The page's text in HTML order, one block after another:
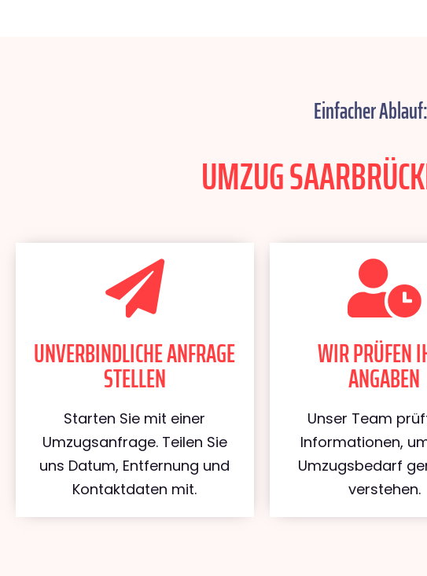
Einfacher
UMZUG
UNVERBINDLICHE ANFRAGE
STELLEN
Starten Sie mit einer
Umzugsanfrage. Teilen Sie
uns Datum, Entfernung und
Kontaktdaten mit.
WIR PRÜFEN
ANGABEN
Unser Team
Informationen,
Umzugsbedarf
verstehen.